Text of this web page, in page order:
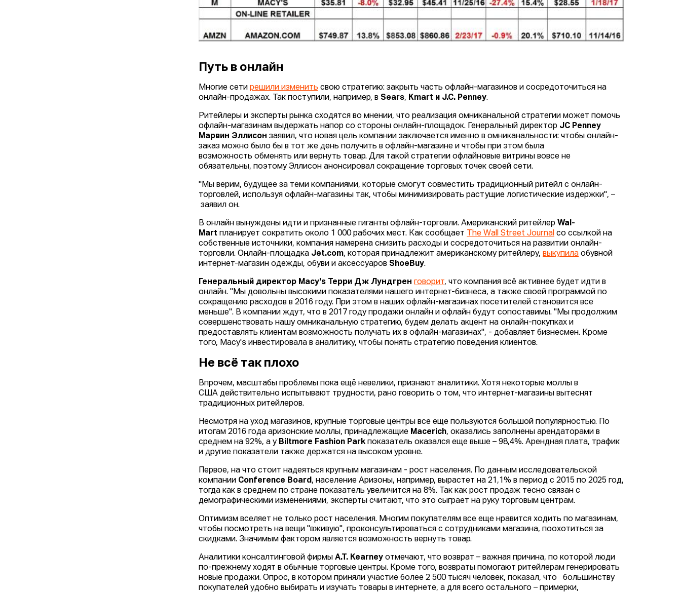
Путь в онлайн
Многие сетирешили изменить свою стратегию: закрыть часть офлайн-магазинов и сосредоточиться на
онлайн-продажах. Так поступили, например, в Sears, Kmart и J.C. Penney.
Ритейлеры и эксперты рынка сходятся во мнении, что реализация омниканальной стратегии может помочь
офлайн-магазинам выдержать напор со стороны онлайн-площадок. Генеральный директор JC Penney
Марвин Эллисон заявил, что новая цель компании заключается именно в омниканальности: чтобы онлайн-
заказ можно было бы в тот же день получить в офлайн-магазине и чтобы при этом была
возможность обменять или вернуть товар. Для такой стратегии офлайновые витрины вовсе не
обязательны, поэтому Эллисон анонсировал сокращение торговых точек своей сети.
"Мы верим, будущее за теми компаниями, которые смогут совместить традиционный ритейл с онлайн-
торговлей, используя офлайн-магазины так, чтобы минимизировать растущие логистические издержки", –
заявил он.
В онлайн вынуждены идти и признанные гиганты офлайн-торговли. Американский ритейлерWal-
Mart планирует сократить около 1 000 рабочих мест. Как сообщает The Wall Street Journal со ссылкой на
собственные источники, компания намерена снизить расходы и сосредоточиться на развитии онлайн-
торговли. Онлайн-площадка Jet.com, которая принадлежит американскому ритейлеру,выкупила обувной
интернет-магазин одежды, обуви и аксессуаров ShoeBuy.
Генеральный директор Macy's Терри Дж Лундгрен говорит, что компания всё активнее будет идти в
онлайн. "Мы довольны высокими показателями нашего интернет-бизнеса, а также своей программой по
сокращению расходов в 2016 году. При этом в наших офлайн-магазинах посетителей становится все
меньше". В компании ждут, что в 2017 году продажи онлайн и офлайн будут сопоставимы. "Мы продолжим
совершенствовать нашу омниканальную стратегию, будем делать акцент на онлайн-покупках и
предоставлять клиентам возможность получать их в офлайн-магазинах", - добавляет бизнесмен. Кроме
того, Macy's инвестировала в аналитику, чтобы понять стратегию поведения клиентов.
Не всё так плохо
Впрочем, масштабы проблемы пока ещё невелики, признают аналитики. Хотя некоторые моллы в
США действительно испытывают трудности, рано говорить о том, что интернет-магазины вытеснят
традиционных ритейлеров.
Несмотря на уход магазинов, крупные торговые центры все еще пользуются большой популярностью. По
итогам 2016 года аризонские моллы, принадлежащие Macerich, оказались заполнены арендаторами в
среднем на 92%, а у Biltmore Fashion Parkпоказатель оказался еще выше – 98,4%. Арендная плата, трафик
и другие показатели также держатся на высоком уровне.
Первое, на что стоит надеяться крупным магазинам - рост населения. По данным исследовательской
компании Conference Board , население Аризоны, например, вырастет на 21,1% в период с 2015 по 2025 год,
тогда как в среднем по стране показатель увеличится на 8%. Так как рост продаж тесно связан с
демографическими изменениями, эксперты считают, что это сыграет на руку торговым центрам.
Оптимизм вселяет не только рост населения. Многим покупателям все еще нравится ходить по магазинам,
чтобы посмотреть на вещи "вживую", проконсультироваться с сотрудниками магазина, поохотиться за
скидками. Значимым фактором является возможность вернуть товар.
Аналитики консалтинговой фирмыA.T. Kearney отмечают, что возврат – важная причина, по которой люди
по-прежнему ходят в обычные торговые центры. Кроме того, возвраты помогают ритейлерам генерировать
новые продажи. Опрос, в котором приняли участие более 2 500 тысяч человек, показал, что большинству
покупателей удобно выбирать и изучать товары в интернете, а для всего остального – примерки,